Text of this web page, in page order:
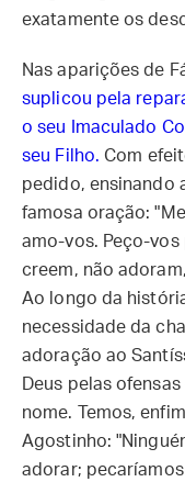
exatamente os
Nas aparições de
suplicou pela
o seu Imaculado
seu Filho. Com
pedido, ensinando
famosa oração:
amo-vos. Peço-
creem, não
Ao longo da
necessidade da
adoração ao
Deus pelas
nome. Temos,
Agostinho:
adorar;